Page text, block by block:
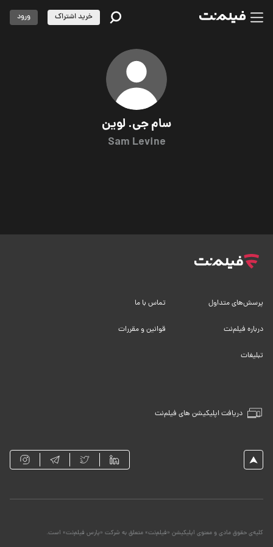
سام جی. لوین
Sam Levine
خرید اشتراک ورود
دریافت اپلیکیشن های فیلم‌نت
پرسش‌های متداول تماس با ما
درباره فیلم‌نت قوانین و مقررات
تبلیغات
کلیه‌ی حقوق مادی و معنوی اپلیکیشن «فیلم‌نت» متعلق به شرکت «پارس فیلم‌نت» است.